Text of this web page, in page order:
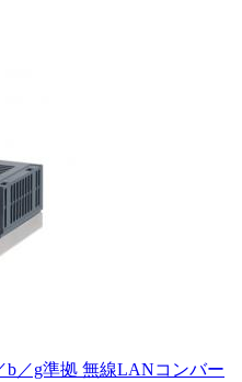
b／g準拠 無線LANコンバー